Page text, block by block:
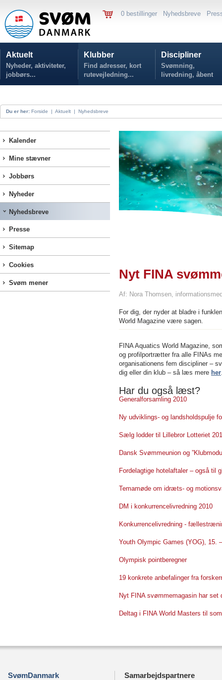
0 bestillinger Nyhedsbreve
Aktuelt
Nyheder, aktiviteter,
jobbørs...
Klubber
Find adresser, kort
rutevejledning...
Discipliner
Svømning,
livredning, åbent
vand...
Du er her: Forside | Aktuelt | Nyhedsbreve
Kalender
Mine stævner
Jobbørs
Nyheder
Nyhedsbreve
Presse
Sitemap
Cookies
Svøm mener
Nyt FINA
Af: Nora Thomsen,
For dig, der nyder at bladre i
World Magazine være sagen.
FINA Aquatics World Magazine,
og profilportrætter fra alle FINAs
organisationens fem discipliner –
dig eller din klub – så læs mere her
Har du også læst?
Generalforsamling 2010
Ny udviklings- og landsholdspulje
Sælg lodder til Lillebror Lotteriet
Dansk Svømmeunion og
Fordelagtige hotelaftaler – også til
Temamøde om idræts- og
DM i konkurrencelivredning 2010
Konkurrencelivredning -
Youth Olympic Games (YOG), 15.
Olympisk pointberegner
19 konkrete anbefalinger fra
Nyt FINA svømmemagasin har set
Deltag i FINA World Masters til
SvømDanmark Samarbejdspartnere